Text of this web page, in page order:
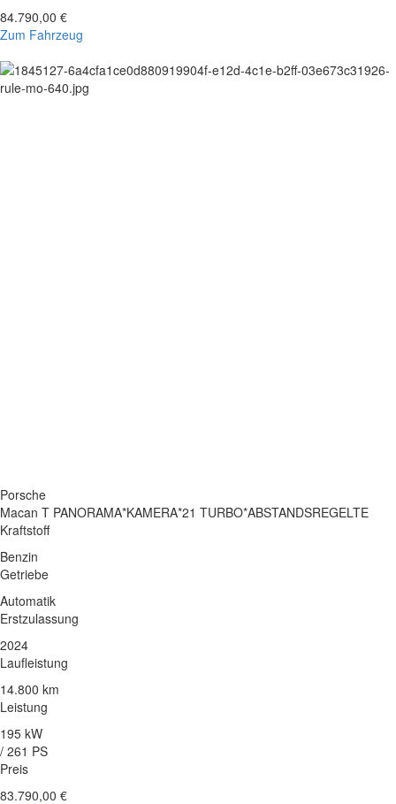
84.790,00 €
Zum Fahrzeug
Porsche
Macan T PANORAMA*KAMERA*21 TURBO*ABSTANDSREGELTE
Kraftstoff
Benzin
Getriebe
Automatik
Erstzulassung
2024
Laufleistung
14.800 km
Leistung
195 kW
/ 261 PS
Preis
83.790,00 €